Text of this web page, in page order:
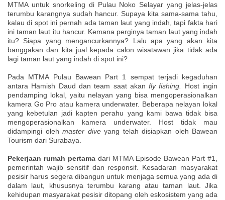
MTMA untuk snorkeling di Pulau Noko Selayar yang jelas-jelas
terumbu karangnya sudah hancur. Supaya kita sama-sama tahu,
kalau di spot ini pernah ada taman laut yang indah, tapi fakta hari
ini taman laut itu hancur. Kemana perginya taman laut yang indah
itu? Siapa yang mengancurkannya? Lalu apa yang akan kita
banggakan dan kita jual kepada calon wisatawan jika tidak ada
lagi taman laut yang indah di spot ini?
Pada MTMA Pulau Bawean Part 1 sempat terjadi kegaduhan
antara Hamish Daud dan team saat akanfly fishing.
Host ingin
pendamping lokal, yaitu nelayan yang bisa mengoperasionalkan
kamera Go Pro atau kamera underwater. Beberapa nelayan lokal
yang kebetulan jadi kapten perahu yang kami bawa tidak bisa
mengoperasionalkan kamera underwater. Host tidak mau
didampingi oleh master diveyang telah disiapkan oleh Bawean
Tourism dari Surabaya.
Pekerjaan rumah pertama dari MTMA Episode Bawean Part #1,
pemerintah wajib sensitif dan responsif. Kesadaran masyarakat
pesisir harus segera dibangun untuk menjaga semua yang ada di
dalam laut, khususnya terumbu karang atau taman laut. Jika
kehidupan masyarakat pesisir ditopang oleh eskosistem yang ada